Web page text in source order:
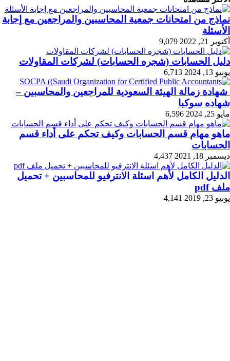
نماذج من امتحانات جمعية المحاسبين والمراجعين مع إجابة
الأسئلة
أكتوبر 21, 2022 9,079
دليل الحسابات (شجره الحسابات) لشركات المقاولات
يونيو 13, 2024 6,713
شهادة زمالة الهيئة السعودية للمراجعين والمحاسبين –
شهاده سوكبا
مايو 25, 2024 6,596
ماهو مهام قسم الحسابات وكيف تحكم على أداء قسم
الحسابات
ديسمبر 18, 2021 4,437
الدليل الكامل لأهم اسئلة الانترفيو للمحاسبين + تحميل
ملف pdf
يونيو 23, 2019 4,141